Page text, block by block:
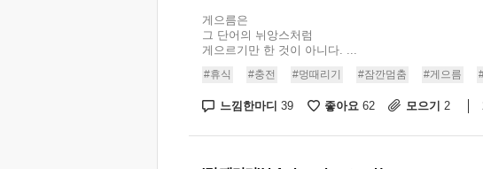
게으름은
그 단어의 뉘앙스처럼
게으르기만 한 것이 아니다. ...
#휴식 #충전 #멍때리기 #잠깐멈춤 #게으름
느낌한마디 39 좋아요 62 모으기 2